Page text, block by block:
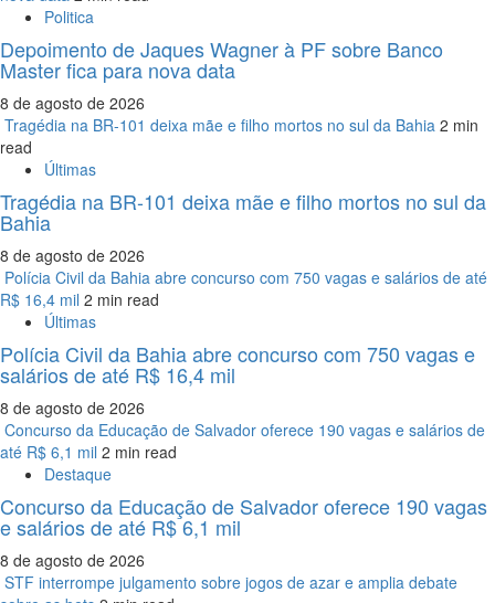
Politica
Depoimento de Jaques Wagner à PF sobre Banco
Master fica para nova data
8 de agosto de 2026
Tragédia na BR-101 deixa mãe e filho mortos no sul da Bahia 2 min
read
Últimas
Tragédia na BR-101 deixa mãe e filho mortos no sul da
Bahia
8 de agosto de 2026
Polícia Civil da Bahia abre concurso com 750 vagas e salários de até
R$ 16,4 mil 2 min read
Últimas
Polícia Civil da Bahia abre concurso com 750 vagas e
salários de até R$ 16,4 mil
8 de agosto de 2026
Concurso da Educação de Salvador oferece 190 vagas e salários de
até R$ 6,1 mil 2 min read
Destaque
Concurso da Educação de Salvador oferece 190 vagas
e salários de até R$ 6,1 mil
8 de agosto de 2026
STF interrompe julgamento sobre jogos de azar e amplia debate